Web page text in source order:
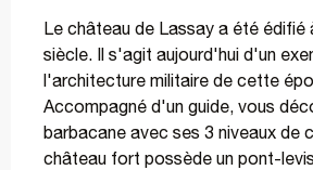
Le château de Lassay a été édifié
siècle. Il s'agit aujourd'hui d'un
l'architecture militaire de cette
Accompagné d'un guide, vous
barbacane avec ses 3 niveaux de
château fort possède un pont-